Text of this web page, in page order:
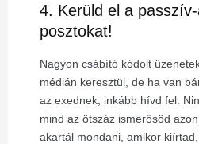
4. Kerüld el a
posztokat!
Nagyon csábító kódolt
médián keresztül, de ha van
az exednek, inkább hívd fel.
mind az ötszáz ismerősöd
akartál mondani, amikor